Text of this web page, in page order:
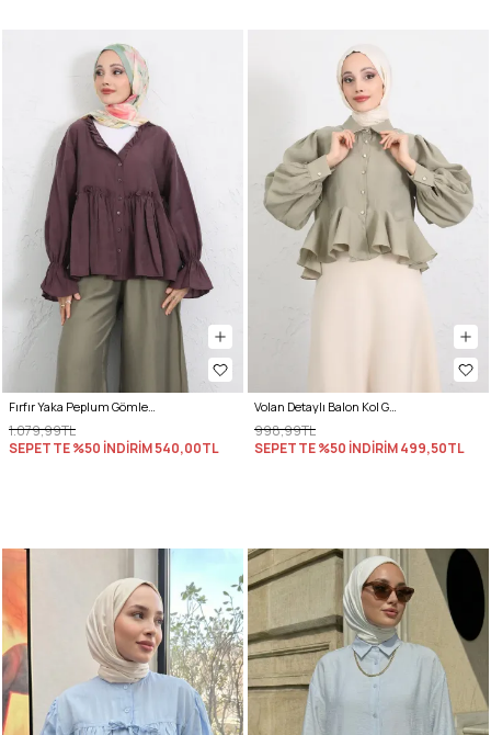
Fırfır Yaka Peplum Gömlek Y0107 - MÜRDÜM
1.079,99TL
SEPETTE %50 İNDİRİM540,00TL
Volan Detaylı Balon Kol Gömlek Y0095 - AÇIK HAKİ
998,99TL
SEPETTE %50 İNDİRİM499,50TL